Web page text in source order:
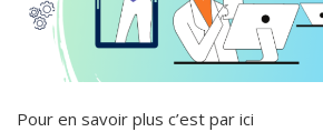
Pour en savoir plus c’est par ici